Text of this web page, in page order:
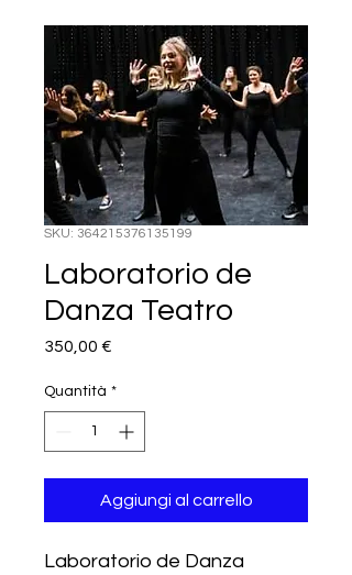
SKU: 364215376135199
Laboratorio de
Danza Teatro
350,00 €
Quantità *
Aggiungi al carrello
Laboratorio de Danza